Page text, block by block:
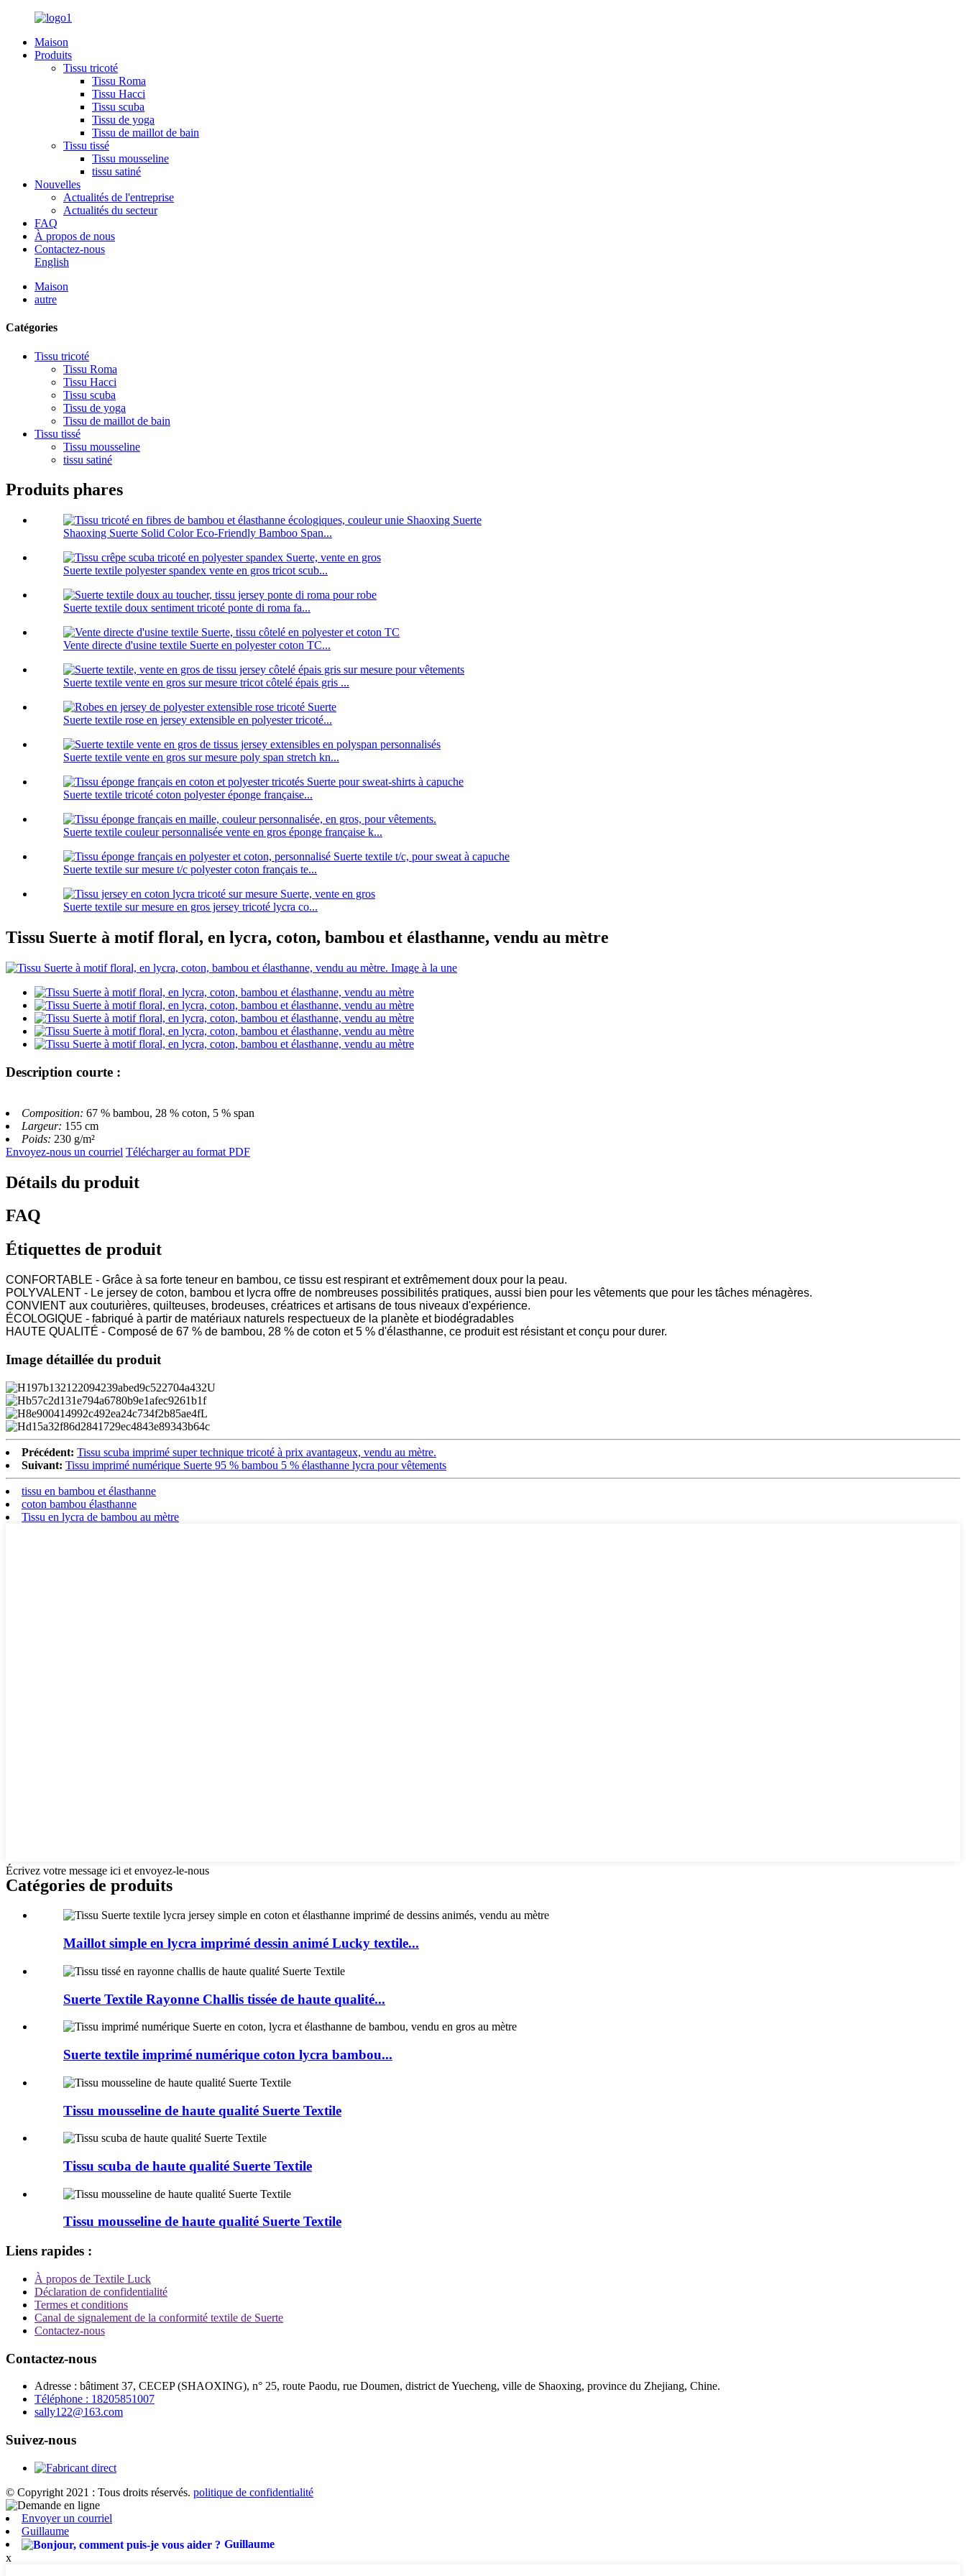
Maison
Produits
Tissu tricoté
Tissu Roma
Tissu Hacci
Tissu scuba
Tissu de yoga
Tissu de maillot de bain
Tissu tissé
Tissu mousseline
tissu satiné
Nouvelles
Actualités de l'entreprise
Actualités du secteur
FAQ
À propos de nous
Contactez-nous
English
Maison
autre
Catégories
Tissu tricoté
Tissu Roma
Tissu Hacci
Tissu scuba
Tissu de yoga
Tissu de maillot de bain
Tissu tissé
Tissu mousseline
tissu satiné
Produits phares
Shaoxing Suerte Solid Color Eco-Friendly Bamboo Span...
Suerte textile polyester spandex vente en gros tricot scub...
Suerte textile doux sentiment tricoté ponte di roma fa...
Vente directe d'usine textile Suerte en polyester coton TC...
Suerte textile vente en gros sur mesure tricot côtelé épais gris ...
Suerte textile rose en jersey extensible en polyester tricoté...
Suerte textile vente en gros sur mesure poly span stretch kn...
Suerte textile tricoté coton polyester éponge française...
Suerte textile couleur personnalisée vente en gros éponge française k...
Suerte textile sur mesure t/c polyester coton français te...
Suerte textile sur mesure en gros jersey tricoté lycra co...
Tissu Suerte à motif floral, en lycra, coton, bambou et élasthanne, vendu au mètre
Description courte :
Composition: 67 % bambou, 28 % coton, 5 % span
Largeur: 155 cm
Poids: 230 g/m²
Envoyez-nous un courriel Télécharger au format PDF
Détails du produit
FAQ
Étiquettes de produit
CONFORTABLE - Grâce à sa forte teneur en bambou, ce tissu est respirant et extrêmement doux pour la peau.
POLYVALENT - Le jersey de coton, bambou et lycra offre de nombreuses possibilités pratiques, aussi bien pour les vêtements que pour les tâches ménagères.
CONVIENT aux couturières, quilteuses, brodeuses, créatrices et artisans de tous niveaux d'expérience.
ÉCOLOGIQUE - fabriqué à partir de matériaux naturels respectueux de la planète et biodégradables
HAUTE QUALITÉ - Composé de 67 % de bambou, 28 % de coton et 5 % d'élasthanne, ce produit est résistant et conçu pour durer.
Image détaillée du produit
Précédent: Tissu scuba imprimé super technique tricoté à prix avantageux, vendu au mètre.
Suivant: Tissu imprimé numérique Suerte 95 % bambou 5 % élasthanne lycra pour vêtements
tissu en bambou et élasthanne
coton bambou élasthanne
Tissu en lycra de bambou au mètre
Écrivez votre message ici et envoyez-le-nous
Catégories de produits
Maillot simple en lycra imprimé dessin animé Lucky textile...
Suerte Textile Rayonne Challis tissée de haute qualité...
Suerte textile imprimé numérique coton lycra bambou...
Tissu mousseline de haute qualité Suerte Textile
Tissu scuba de haute qualité Suerte Textile
Tissu mousseline de haute qualité Suerte Textile
Liens rapides :
À propos de Textile Luck
Déclaration de confidentialité
Termes et conditions
Canal de signalement de la conformité textile de Suerte
Contactez-nous
Contactez-nous
Adresse : bâtiment 37, CECEP (SHAOXING), n° 25, route Paodu, rue Doumen, district de Yuecheng, ville de Shaoxing, province du Zhejiang, Chine.
Téléphone : 18205851007
sally122@163.com
Suivez-nous
© Copyright 2021 : Tous droits réservés. politique de confidentialité
Envoyer un courriel
Guillaume
Guillaume
x